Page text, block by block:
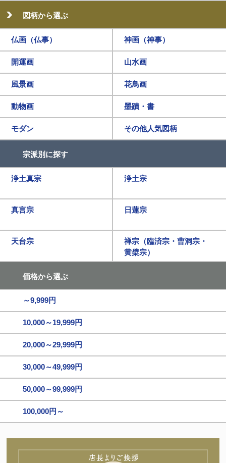
図柄から選ぶ
仏画（仏事） 神画（神事）
開運画 山水画
風景画 花鳥画
動物画 墨蹟・書
モダン その他人気図柄
宗派別に探す
浄土真宗 浄土宗
真言宗 日蓮宗
天台宗
禅宗（臨済宗・曹洞宗・
黄檗宗）
価格から選ぶ
～9,999円
10,000～19,999円
20,000～29,999円
30,000～49,999円
50,000～99,999円
100,000円～